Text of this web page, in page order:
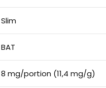
Slim
BAT
8 mg/portion (11,4 mg/g)